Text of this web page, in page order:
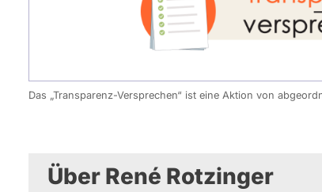
Das „Transparenz-Versprechen“ ist eine Aktion von
Über René Rotzinger